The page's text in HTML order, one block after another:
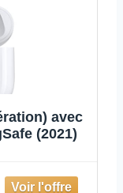
avec
​​​​​​​(2021)